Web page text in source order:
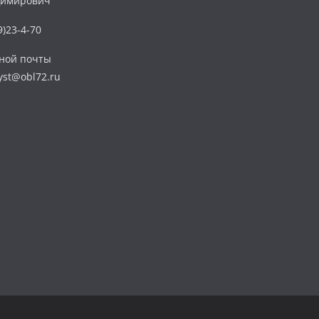
4-70
почты